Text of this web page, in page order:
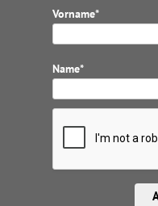
Vorname*
Name*